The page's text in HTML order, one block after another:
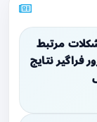
مرتبط
فراگیر نتایج